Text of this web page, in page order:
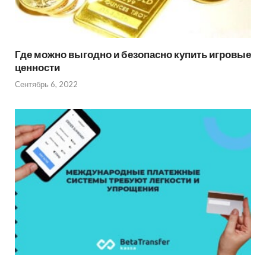
Где можно выгодно и безопасно купить игровые
ценности
Сентябрь 6, 2022